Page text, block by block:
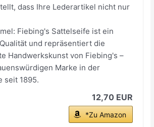
dass Ihre Lederartikel nicht nur
Fiebing's Sattelseife ist ein
und repräsentiert die
Handwerkskunst von Fiebing's –
Marke in der
seit 1895.
12,70 EUR
*Zu Amazon